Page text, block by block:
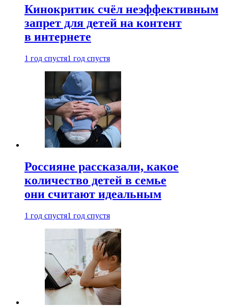
Кинокритик счёл неэффективным
запрет для детей на контент
в интернете
1 год спустя1 год спустя
Россияне рассказали, какое
количество детей в семье
они считают идеальным
1 год спустя1 год спустя